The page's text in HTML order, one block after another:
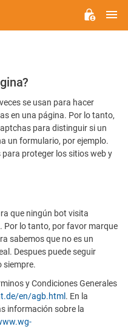
se usan para hacer
en una página. Por lo tanto,
para distinguir si un
un formulario, por ejemplo.
proteger los sitios web y
que ningún bot visita
Por lo tanto, por favor marque
sabemos que no es un
Despues puede seguir
siempre.
y Condiciones Generales
en/agb.html . En la
información sobre la